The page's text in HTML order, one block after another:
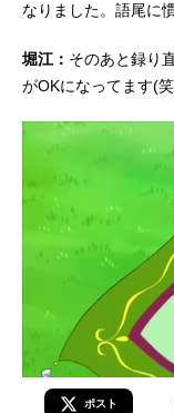
なりました。語尾に
堀江： そのあと録り
がOKになってます(
ポスト